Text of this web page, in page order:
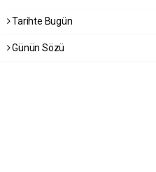
Tarihte Bugün
Günün Sözü